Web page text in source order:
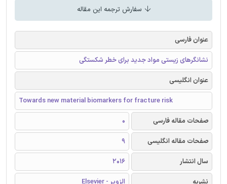
سفارش ترجمه این مقاله
عنوان فارسی
نشانگرهای زیستی مواد جدید برای خطر شکستگی
عنوان انگلیسی
Towards new material biomarkers for fracture risk
صفحات مقاله فارسی
0
صفحات مقاله انگلیسی
9
سال انتشار
2016
نشریه
الزویر - Elsevier